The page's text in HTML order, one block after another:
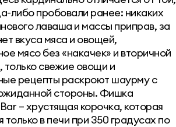
либо пробовали ранее: никаких
лаваша и массы приправ, за
вкуса мяса и овощей,
мясо без «накачек» и вторичной
только свежие овощи и
рецепты раскроют шаурму с
стороны. Фишка
– хрустящая корочка, которая
только в печи при 350 градусах по